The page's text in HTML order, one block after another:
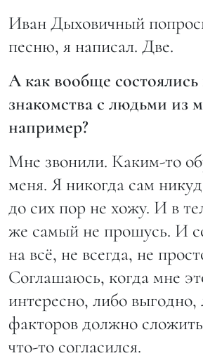
Иван Дыховичный
песню, я написал. Две.
А как вообще
знакомства с людьми из
например?
Мне звонили. Каким-то
меня. Я никогда сам
до сих пор не хожу. И в
же самый не прошусь. И
на всё, не всегда, не
Соглашаюсь, когда мне
интересно, либо
факторов должно
что-то согласился.